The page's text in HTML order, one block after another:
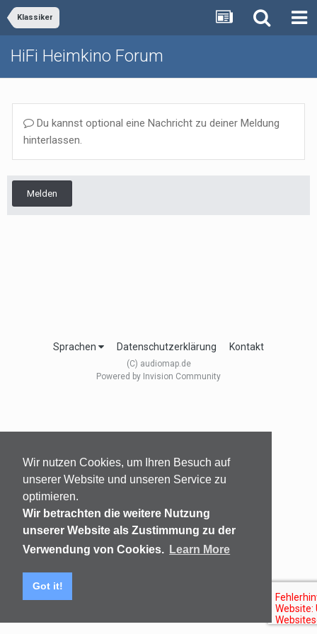
Wir nutzen Cookies, um Ihren Besuch auf
unserer Website und unseren Service zu
optimieren.
Wir betrachten die weitere Nutzung
unserer Website als Zustimmung zu der
Verwendung von Cookies. Learn More
Got it!
Klassiker
HiFi Heimkino Forum
Du kannst optional eine Nachricht zu deiner Meldung
hinterlassen.
Melden
Sprachen Datenschutzerklärung Kontakt
(C) audiomap.de
Powered by Invision Community